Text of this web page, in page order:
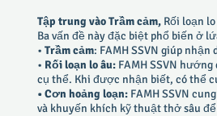
Tập trung vào Trầm cảm, Rối loạn
Ba vấn đề này đặc biệt phổ biến ở
• Trầm cảm: FAMH SSVN giúp
• Rối loạn lo âu: FAMH SSVN
cụ thể. Khi được nhận biết, có thể
• Cơn hoảng loạn: FAMH SSVN
và khuyến khích kỹ thuật thở sâu